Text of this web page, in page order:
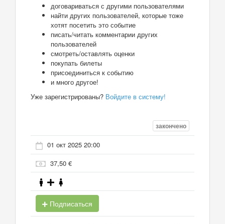
договариваться с другими пользователями
найти других пользователей, которые тоже
хотят посетить это событие
писать/читать комментарии других
пользователей
смотреть/оставлять оценки
покупать билеты
присоединиться к событию
и много другое!
Уже зарегистрированы? Войдите в систему!
закончено
01 окт 2025 20:00
37,50 €
Подписаться